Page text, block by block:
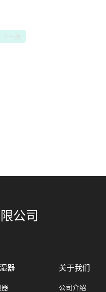
下一页
公司
器 关于我们
公司介绍